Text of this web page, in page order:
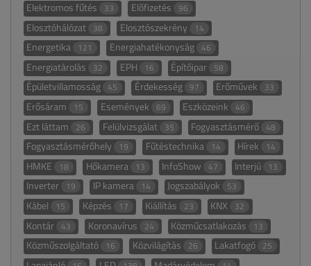
Elektromos fűtés 33 Előfizetés 96
Elosztóhálózat 38 Elosztószekrény 14
Energetika 121 Energiahatékonyság 46
Energiatárolás 32 EPH 16 Építőipar 58
Épületvillamosság 45 Érdekesség 97 Erőművek 33
Erősáram 15 Események 69 Eszközeink 46
Ezt láttam 26 Felülvizsgálat 35 Fogyasztásmérő 48
Fogyasztásmérőhely 19 Fűtéstechnika 14 Hírek 14
HMKE 18 Hőkamera 13 InfoShow 47 Interjú 13
Inverter 19 IP kamera 14 Jogszabályok 53
Kábel 15 Képzés 17 Kiállítás 23 KNX 32
Kontár 43 Koronavírus 24 Közműcsatlakozás 13
Közműszolgáltató 16 Közvilágítás 26 Lakatfogó 25